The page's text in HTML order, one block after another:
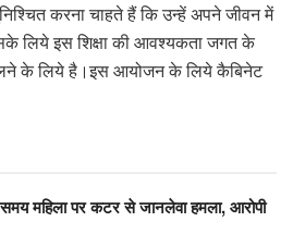
करना चाहते हैं कि उन्हें अपने जीवन में
लिये इस शिक्षा की आवश्‍यकता जगत के
के लिये है।इस आयोजन के लिये कैबिनेट
महिला पर कटर से जानलेवा हमला, आरोपी